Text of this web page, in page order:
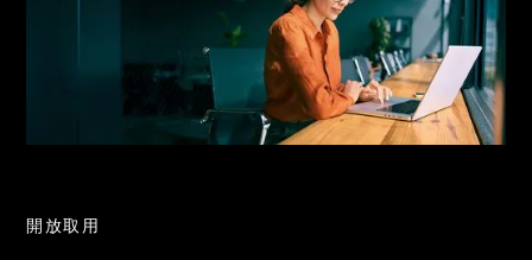
開放取用